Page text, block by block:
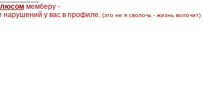
мемберу -
нарушений у вас в профиле. (это не я сволочь - жизнь волочит)